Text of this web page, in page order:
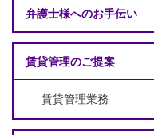
弁護士様へのお手伝い
賃貸管理のご提案
賃貸管理業務